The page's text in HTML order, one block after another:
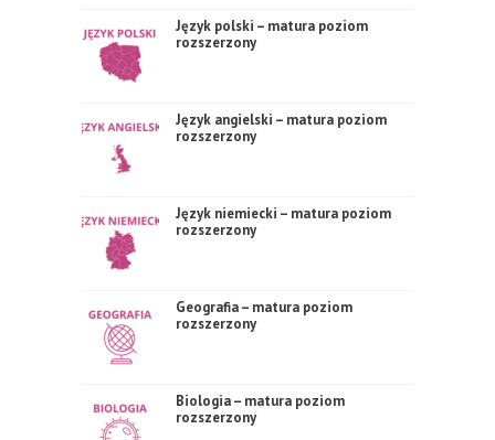
Język polski – matura poziom
rozszerzony
Język angielski – matura poziom
rozszerzony
Język niemiecki – matura poziom
rozszerzony
Geografia – matura poziom
rozszerzony
Biologia – matura poziom
rozszerzony